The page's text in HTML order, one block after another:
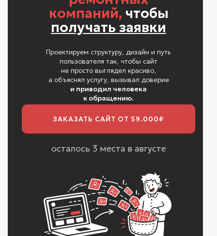
компаний, чтобы
получать заявки
Проектируем структуру, дизайн и путь
пользователя так, чтобы сайт
не просто выглядел красиво,
а объяснял услугу, вызывал доверие
и приводил человека
к обращению.
ЗАКАЗАТЬ САЙТ ОТ 59.000₽
осталось 3 места в августе